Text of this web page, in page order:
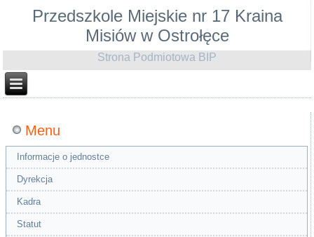
Przedszkole Miejskie nr 17 Kraina
Misiów w Ostrołęce
Strona Podmiotowa BIP
Menu
Informacje o jednostce
Dyrekcja
Kadra
Statut